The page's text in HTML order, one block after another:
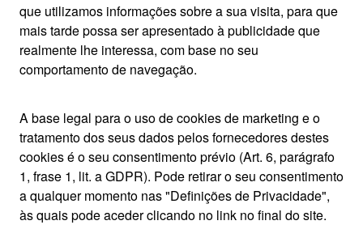
que utilizamos informações sobre a sua visita, para que
mais tarde possa ser apresentado à publicidade que
realmente lhe interessa, com base no seu
comportamento de navegação.
A base legal para o uso de cookies de marketing e o
tratamento dos seus dados pelos fornecedores destes
cookies é o seu consentimento prévio (Art. 6, parágrafo
1, frase 1, lit. a GDPR). Pode retirar o seu consentimento
a qualquer momento nas "Definições de Privacidade",
às quais pode aceder clicando no link no final do site.